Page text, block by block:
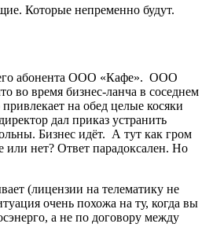
Которые непременно будут.
абонента ООО «Кафе». ООО
во время бизнес-ланча в соседнем
на обед целые косяки
дал приказ устранить
Бизнес идёт. А тут как гром
или нет? Ответ парадоксален. Но
(лицензии на телематику не
очень похожа на ту, когда вы
а не по договору между